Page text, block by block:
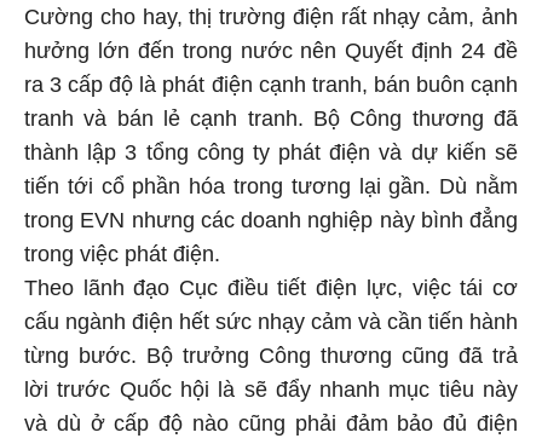
Cường cho hay, thị trường điện rất nhạy cảm, ảnh
hưởng lớn đến trong nước nên Quyết định 24 đề
ra 3 cấp độ là phát điện cạnh tranh, bán buôn cạnh
tranh và bán lẻ cạnh tranh. Bộ Công thương đã
thành lập 3 tổng công ty phát điện và dự kiến sẽ
tiến tới cổ phần hóa trong tương lại gần. Dù nằm
trong EVN nhưng các doanh nghiệp này bình đẳng
trong việc phát điện.
Theo lãnh đạo Cục điều tiết điện lực, việc tái cơ
cấu ngành điện hết sức nhạy cảm và cần tiến hành
từng bước. Bộ trưởng Công thương cũng đã trả
lời trước Quốc hội là sẽ đẩy nhanh mục tiêu này
và dù ở cấp độ nào cũng phải đảm bảo đủ điện